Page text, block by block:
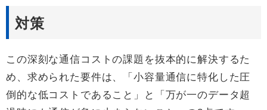
対策
この深刻な通信コストの課題を抜本的に解決するた
め、求められた要件は、「小容量通信に特化した圧
倒的な低コストであること」と「万が一のデータ超